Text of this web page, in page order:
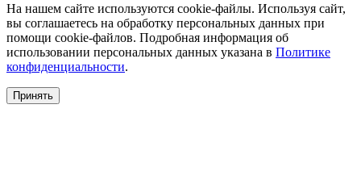
На нашем сайте используются cookie-файлы. Используя сайт,
вы соглашаетесь на обработку персональных данных при
помощи cookie-файлов. Подробная информация об
использовании персональных данных указана в Политике
конфиденциальности.
Принять